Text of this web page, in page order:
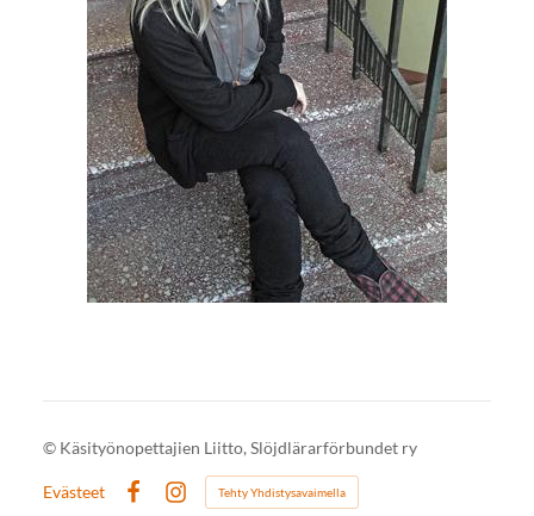
© Käsityönopettajien Liitto, Slöjdlärarförbundet ry
Evästeet
Instagram
Tehty Yhdistysavaimella